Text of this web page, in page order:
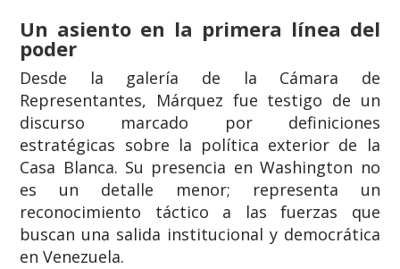
Un asiento en la primera línea del
poder
Desde la galería de la Cámara de
Representantes, Márquez fue testigo de un
discurso marcado por definiciones
estratégicas sobre la política exterior de la
Casa Blanca. Su presencia en Washington no
es un detalle menor; representa un
reconocimiento táctico a las fuerzas que
buscan una salida institucional y democrática
en Venezuela.